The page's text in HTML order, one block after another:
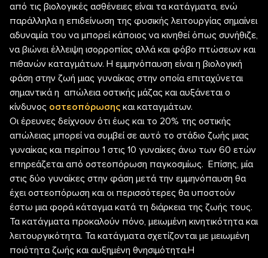
από τις βιολογικές ασθένειες είναι τα κατάγματα, ενώ
παράλληλα η επιδείνωση της φυσικής λειτουργίας σημαίνει
αδυναμία του να μπορεί κάποιος να κινηθεί όπως συνήθιζε,
να βιώνει έλλειψη ισορροπίας αλλά και φόβο πτώσεων και
πιθανών καταγμάτων. Η εμμηνόπαυση είναι η βιολογική
φάση στην ζωή μιας γυναίκας στην οποία επιταχύνεται
σημαντικά η απώλεια οστικής μάζας και αυξάνεται ο
κίνδυνος οστεοπόρωσης και καταγμάτων.
Οι έρευνες δείχνουν ότι έως και το 20% της οστικής
απώλειας μπορεί να συμβεί σε αυτό το στάδιο ζωής μιας
γυναίκας και περίπου 1 στις 10 γυναίκες άνω των 60 ετών
επηρεάζεται από οστεοπόρωση παγκοσμίως. Επίσης, μία
στις δύο γυναίκες στην φάση μετά την εμμηνόπαυση θα
έχει οστεοπόρωση και οι περισσότερες θα υποστούν
έστω μια φορά κάταγμα κατά τη διάρκεια της ζωής τους.
Τα κατάγματα προκαλούν πόνο, μειωμένη κινητικότητα και
λειτουργικότητα. Τα κατάγματα σχετίζονται με μειωμένη
ποιότητα ζωής και αυξημένη θνησιμότητα.Η